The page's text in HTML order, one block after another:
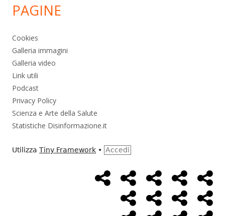
PAGINE
Cookies
Galleria immagini
Galleria video
Link utili
Podcast
Privacy Policy
Scienza e Arte della Salute
Statistiche Disinformazione.it
Utilizza Tiny Framework • Accedi
MenùHome
Page
Alimentazione
AmbienteBambini
Cancro ControlloEconomia
FarmaciMassoneriaNWO